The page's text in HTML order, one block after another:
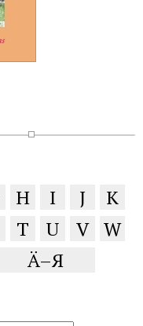
H I J
K
T U V W
Ä–Я